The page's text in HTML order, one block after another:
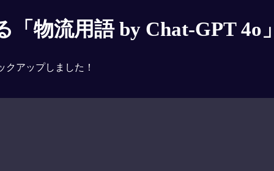
「物流用語 by Chat-GPT 4o
アップしました！